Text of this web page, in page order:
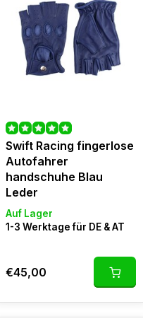
Swift Racing fingerlose
Autofahrer
handschuhe Blau
Leder
Auf Lager
1-3 Werktage für DE & AT
€45,00